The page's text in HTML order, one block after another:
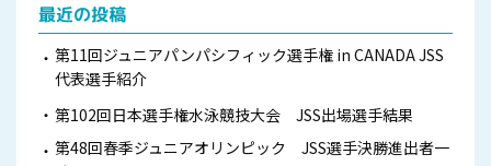
最近の投稿
第11回ジュニアパンパシフィック選手権 in CANADA JSS
代表選手紹介
第102回日本選手権水泳競技大会 JSS出場選手結果
第48回春季ジュニアオリンピック JSS選手決勝進出者一